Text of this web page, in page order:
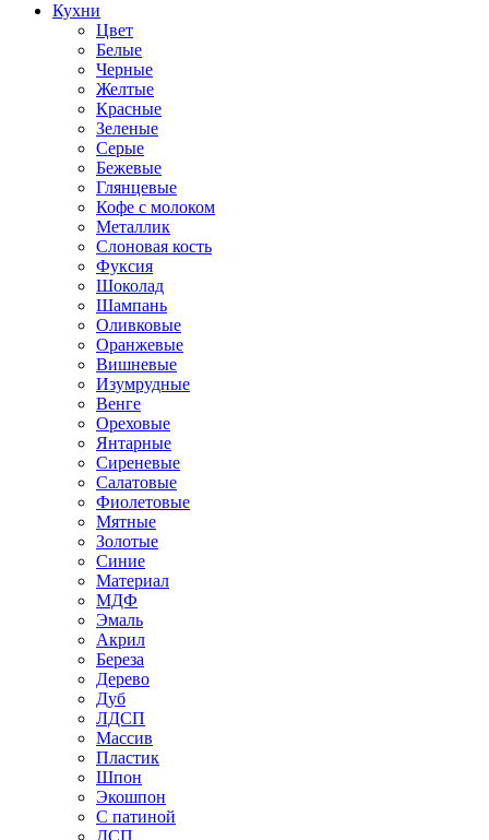
Кухни
Цвет
Белые
Черные
Желтые
Красные
Зеленые
Серые
Бежевые
Глянцевые
Кофе с молоком
Металлик
Слоновая кость
Фуксия
Шоколад
Шампань
Оливковые
Оранжевые
Вишневые
Изумрудные
Венге
Ореховые
Янтарные
Сиреневые
Салатовые
Фиолетовые
Мятные
Золотые
Синие
Материал
МДФ
Эмаль
Акрил
Береза
Дерево
Дуб
ЛДСП
Массив
Пластик
Шпон
Экошпон
С патиной
ДСП